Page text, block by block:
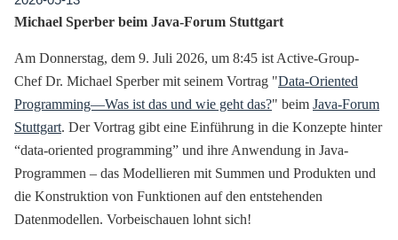
Michael Sperber beim Java-Forum Stuttgart
Am Donnerstag, dem 9. Juli 2026, um 8:45 ist Active-Group-
Chef Dr. Michael Sperber mit seinem Vortrag "Data-Oriented
Programming—Was ist das und wie geht das?" beim Java-Forum
Stuttgart. Der Vortrag gibt eine Einführung in die Konzepte hinter
“data-oriented programming” und ihre Anwendung in Java-
Programmen – das Modellieren mit Summen und Produkten und
die Konstruktion von Funktionen auf den entstehenden
Datenmodellen. Vorbeischauen lohnt sich!